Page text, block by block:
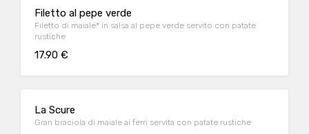
Filetto al pepe verde
Filetto di maiale* in salsa al pepe verde servito con patate
rustiche
17.90 €
La Scure
Gran braciola di maiale ai ferri servita con patate rustiche